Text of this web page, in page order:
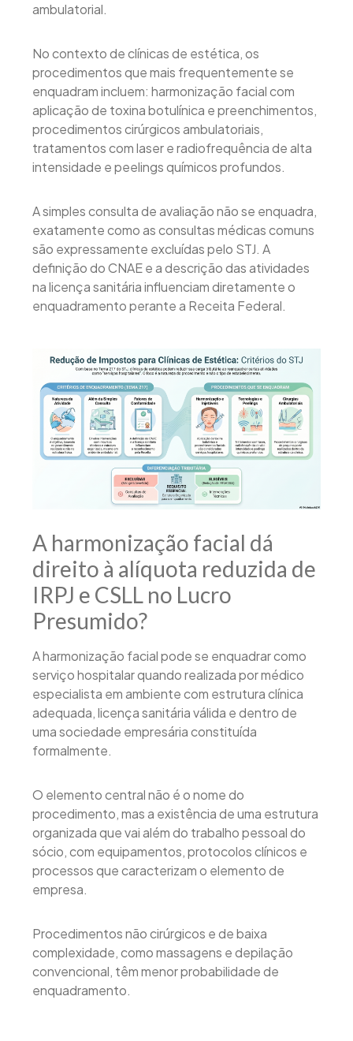
ambulatorial.
No contexto de clínicas de estética, os
procedimentos que mais frequentemente se
enquadram incluem: harmonização facial com
aplicação de toxina botulínica e preenchimentos,
procedimentos cirúrgicos ambulatoriais,
tratamentos com laser e radiofrequência de alta
intensidade e peelings químicos profundos.
A simples consulta de avaliação não se enquadra,
exatamente como as consultas médicas comuns
são expressamente excluídas pelo STJ. A
definição do CNAE e a descrição das atividades
na licença sanitária influenciam diretamente o
enquadramento perante a Receita Federal.
A harmonização facial dá
direito à alíquota reduzida de
IRPJ e CSLL no Lucro
Presumido?
A harmonização facial pode se enquadrar como
serviço hospitalar quando realizada por médico
especialista em ambiente com estrutura clínica
adequada, licença sanitária válida e dentro de
uma sociedade empresária constituída
formalmente.
O elemento central não é o nome do
procedimento, mas a existência de uma estrutura
organizada que vai além do trabalho pessoal do
sócio, com equipamentos, protocolos clínicos e
processos que caracterizam o elemento de
empresa.
Procedimentos não cirúrgicos e de baixa
complexidade, como massagens e depilação
convencional, têm menor probabilidade de
enquadramento.